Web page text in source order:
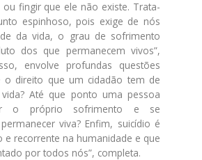
fingir que ele não existe. Trata-
espinhoso, pois exige de nós
da vida, o grau de sofrimento
dos que permanecem vivos”,
envolve profundas questões
o direito que um cidadão tem de
Até que ponto uma pessoa
o próprio sofrimento e se
viva? Enfim, suicídio é
e recorrente na humanidade e que
por todos nós”, completa.